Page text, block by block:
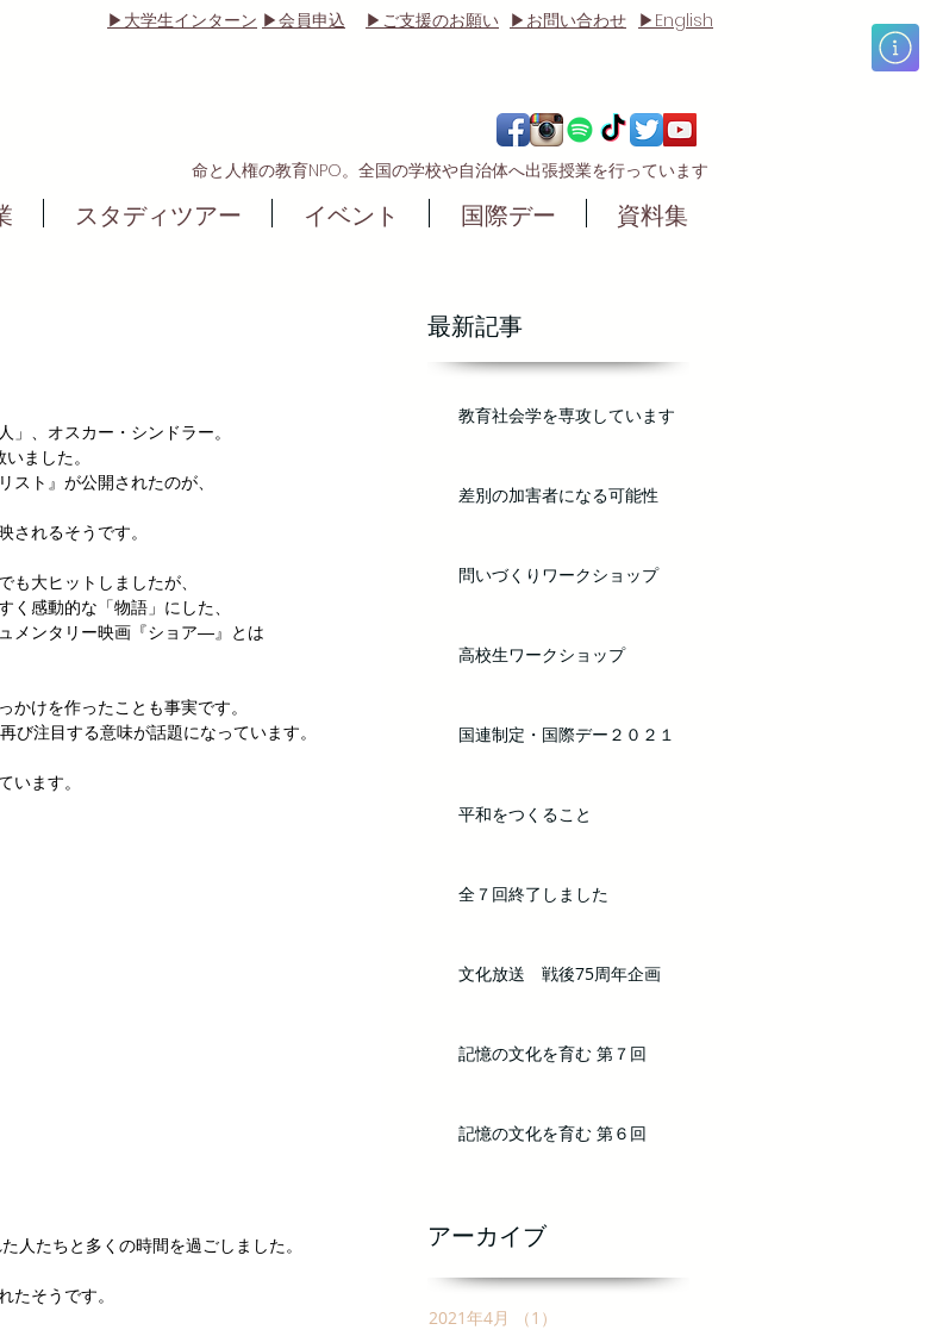
▶大学生インターン ▶会員申込 ▶ご支援のお願い ▶ English
▶お問い合わせ
命と人権の教育NPO。全国の学校や自治体へ出張授業を行っています
スタディツアー イベント 国際デー 資料集
、オスカー・シンドラー。
ました。
スト』が公開されたのが、
されるそうです。
も大ヒットしましたが、
感動的な「物語」にした、
メンタリー映画『ショア―』とは
けを作ったことも事実です。
び注目する意味が話題になっています。
います。
人たちと多くの時間を過ごしました。
たそうです。
最新記事
教育社会学を専攻しています
差別の加害者になる可能性
問いづくりワークショップ
高校生ワークショップ
国連制定・国際デー２０２１
平和をつくること
全７回終了しました
文化放送 戦後75周年企画
記憶の文化を育む 第７回
記憶の文化を育む 第６回
アーカイブ
2021年4月 （1）